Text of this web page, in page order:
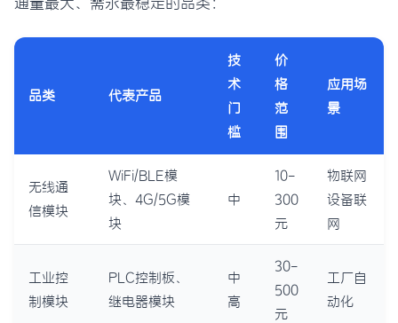
品类 代表产品
技
术
门
槛
价
格
范
围
应用场
景
无线通
信模块
WiFi/BLE模
块、4G/5G模
块
中
10-
300
元
物联网
设备联
网
工业控
制模块
PLC控制板、
继电器模块
中
高
30-
500
元
工厂自
动化